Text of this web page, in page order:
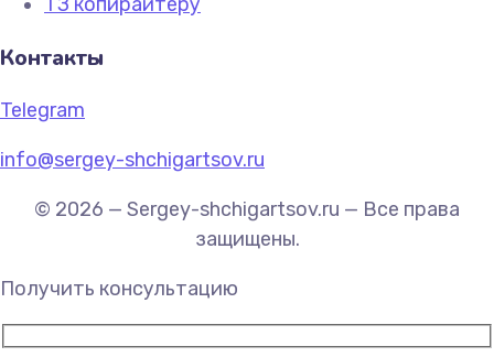
Контакты
Telegram
info@sergey-shchigartsov.ru
© 2026 — Sergey-shchigartsov.ru — Все права
защищены.
Получить консультацию